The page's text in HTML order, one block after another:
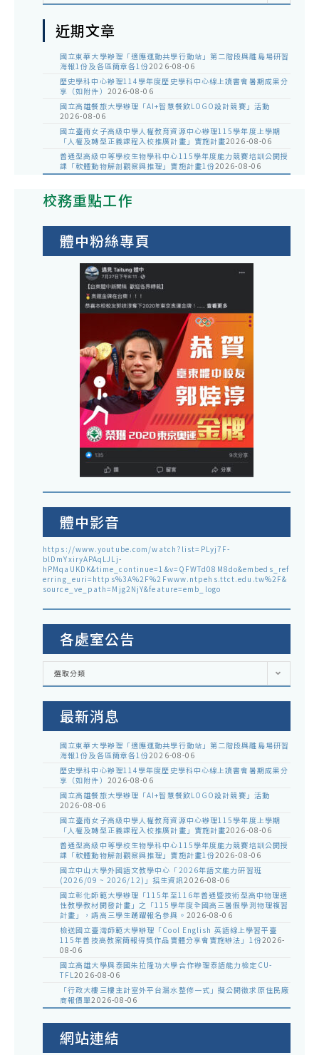
近期文章
國立東華大學辦理「適應運動共學行動站」第二階段與離島場研習
海報1份及各區簡章各1份2026-08-06
歷史學科中心辦理114學年度歷史學科中心線上讀書會暑期成果分
享（如附件） 2026-08-06
國立高雄餐旅大學辦理「AI+智慧餐飲LOGO設計競賽」活動
2026-08-06
國立臺南女子高級中學人權教育資源中心辦理115學年度上學期
「人權及轉型正義課程入校推廣計畫」實施計畫2026-08-06
普通型高級中等學校生物學科中心115學年度能力競賽培訓公開授
課「軟體動物解剖觀察與推理」實施計畫1份2026-08-06
校務重點工作
體中粉絲專頁
體中影音
https://www.youtube.com/watch?list=PLyj7F-
blDmYxiryAPAqLJLj-
hPMqaUKDK&time_continue=1&v=QFWTd08M8do&embeds_ref
erring_euri=https%3A%2F%2Fwww.ntpehs.ttct.edu.tw%2F&
source_ve_path=Mjg2NjY&feature=emb_logo
各處室公告
各
室
選取分類
最新消息
國立東華大學辦理「適應運動共學行動站」第二階段與離島場研習
海報1份及各區簡章各1份2026-08-06
歷史學科中心辦理114學年度歷史學科中心線上讀書會暑期成果分
享（如附件） 2026-08-06
國立高雄餐旅大學辦理「AI+智慧餐飲LOGO設計競賽」活動
2026-08-06
國立臺南女子高級中學人權教育資源中心辦理115學年度上學期
「人權及轉型正義課程入校推廣計畫」實施計畫2026-08-06
普通型高級中等學校生物學科中心115學年度能力競賽培訓公開授
課「軟體動物解剖觀察與推理」實施計畫1份2026-08-06
國立中山大學外國語文教學中心「2026年語文能力研習班
(2026/09 ~ 2026/12)」招生資訊2026-08-06
國立彰化師範大學辦理「115年至116年普通暨技術型高中物理適
性教學教材開發計畫」之「115學年度全國高三暑假學測物理複習
計畫」，請高三學生踴躍報名參與。 2026-08-06
檢送國立臺灣師範大學辦理「Cool English 英語線上學習平臺
115年普技高教案簡報得獎作品實體分享會實施辦法」1份2026-
08-06
國立高雄大學與泰國朱拉隆功大學合作辦理泰語能力檢定CU-
TFL2026-08-06
「行政大樓三樓主計室外平台漏水整修一式」擬公開徵求原住民廠
商報價單2026-08-06
網站連結